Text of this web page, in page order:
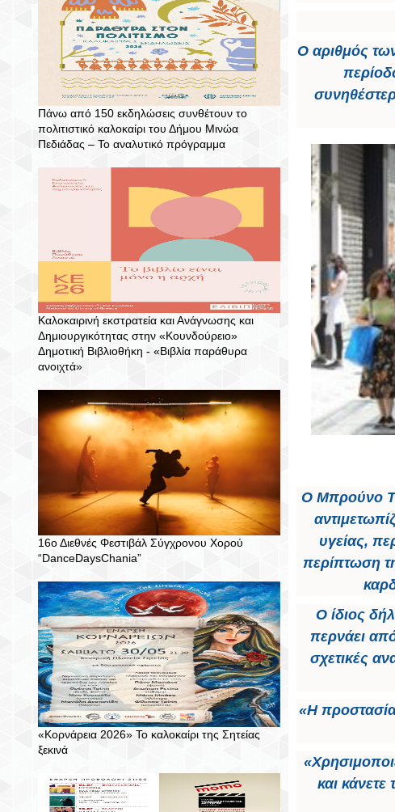
Πάνω από 150 εκδηλώσεις συνθέτουν το
πολιτιστικό καλοκαίρι του Δήμου Μινώα
Πεδιάδας – To αναλυτικό πρόγραμμα
Καλοκαιρινή εκστρατεία και Ανάγνωσης και
Δημιουργικότητας στην «Κουνδούρειο»
Δημοτική Βιβλιοθήκη - «Βιβλία παράθυρα
ανοιχτά»
16ο Διεθνές Φεστιβάλ Σύγχρονου Χορού
“DanceDaysChania”
«Κορνάρεια 2026» Το καλοκαίρι της Σητείας
ξεκινά
Ο αριθμός
Ο Μπρούνο
υγείας,
περίπτωση
Ο ίδιος
περνάει από
σχετικές
«Η
και